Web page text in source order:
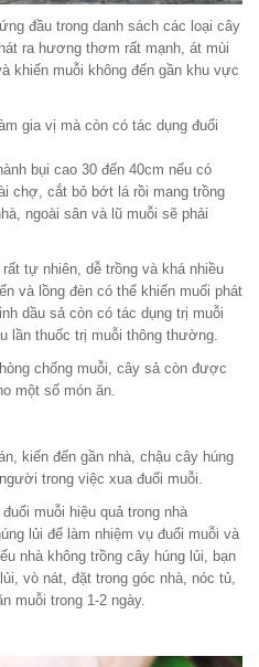
đầu trong danh sách các loại cây
ra hương thơm rất mạnh, át mùi
khiến muỗi không đến gần khu vực
gia vị mà còn có tác dụng đuổi
bụi cao 30 đến 40cm nếu có
chợ, cắt bỏ bớt lá rồi mang trồng
ngoài sân và lũ muỗi sẽ phải
tự nhiên, dễ trồng và khá nhiều
và lồng đèn có thể khiến muối phát
dầu sả còn có tác dụng trị muỗi
lần thuốc trị muỗi thông thường.
chống muỗi, cây sả còn được
một số món ăn.
kiến đến gần nhà, chậu cây húng
trong việc xua đuổi muỗi.
muỗi hiệu quả trong nhà
lủi để làm nhiệm vụ đuổi muỗi và
nhà không trồng cây húng lủi, bạn
vò nát, đặt trong góc nhà, nóc tủ,
muỗi trong 1-2 ngày.